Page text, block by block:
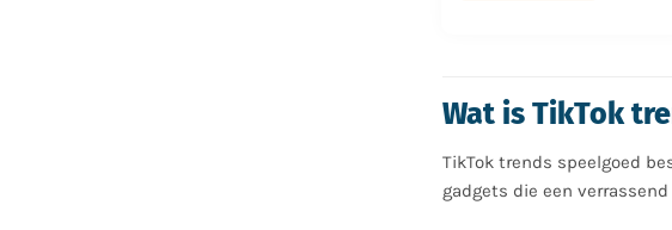
Wat is TikTok
TikTok trends speelgoed
gadgets die een